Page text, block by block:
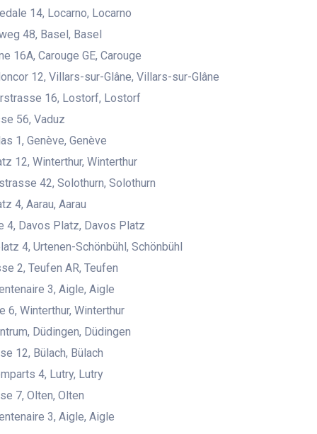
14, Locarno, Locarno
48, Basel, Basel
16A, Carouge GE, Carouge
12, Villars-sur-Glâne, Villars-sur-Glâne
16, Lostorf, Lostorf
56, Vaduz
1, Genève, Genève
12, Winterthur, Winterthur
42, Solothurn, Solothurn
4, Aarau, Aarau
4, Davos Platz, Davos Platz
4, Urtenen-Schönbühl, Schönbühl
2, Teufen AR, Teufen
3, Aigle, Aigle
6, Winterthur, Winterthur
Düdingen, Düdingen
12, Bülach, Bülach
4, Lutry, Lutry
7, Olten, Olten
3, Aigle, Aigle